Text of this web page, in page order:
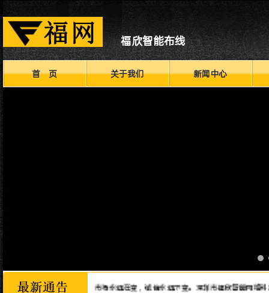
福欣智能布线
首 页 关于我们 新闻中心
诚信为本，市场永远在变，诚信永远不变。深圳市福欣智能网络科技